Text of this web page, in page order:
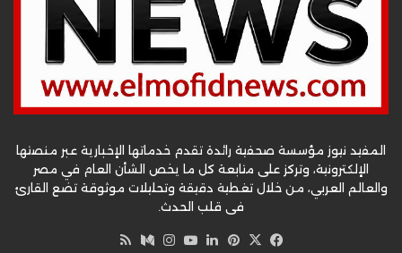
المفيد نيوز مؤسسة صحفية رائدة تقدم خدماتها الإخبارية عبر منصتها
الإلكترونية، وتركز على متابعة كل ما يخص الشأن العام في مصر
والعالم العربي، من خلال تغطية دقيقة وتحليلات موثوقة تضع القارئ
في قلب الحدث.
فيسبوك
‫X بينتيريست
لينكدإن‫YouTube
انستقرام
وسط